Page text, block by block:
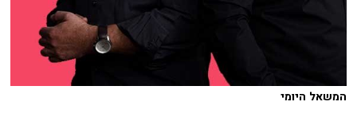
המשאל היומי